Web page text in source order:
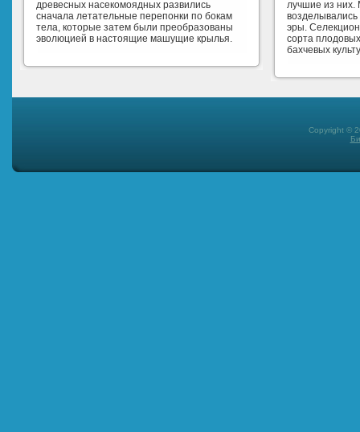
древесных насекомоядных развились
сначала летательные перепонки по бокам
тела, которые затем были преобразованы
эволюцией в настоящие машущие крылья.
лучшие из них.
эры.
сорта
бахчевых
Copyright ©